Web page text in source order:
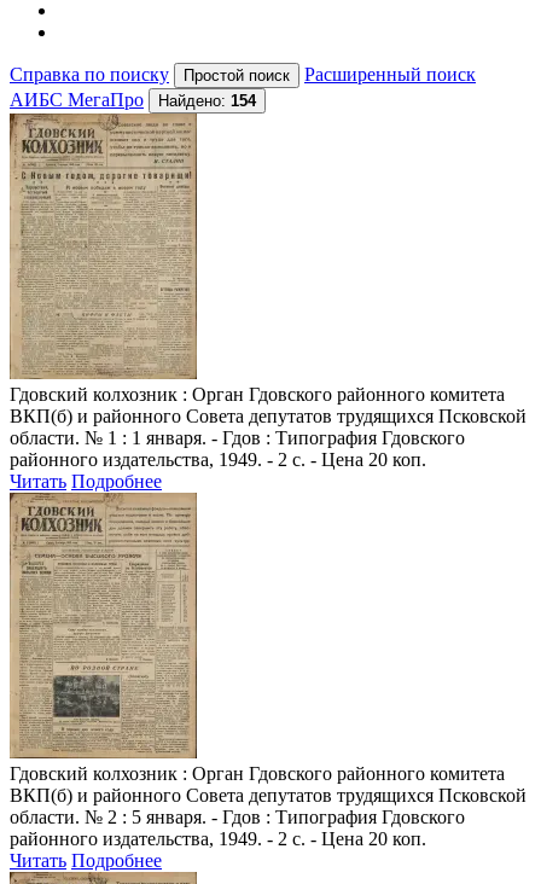
Справка по поиску
Расширенный поиск
АИБС МегаПро
Найдено: 154
Гдовский колхозник : Орган Гдовского районного комитета
ВКП(б) и районного Совета депутатов трудящихся Псковской
области. № 1 : 1 января. - Гдов : Типография Гдовского
районного издательства, 1949. - 2 с. - Цена 20 коп.
Читать Подробнее
Гдовский колхозник : Орган Гдовского районного комитета
ВКП(б) и районного Совета депутатов трудящихся Псковской
области. № 2 : 5 января. - Гдов : Типография Гдовского
районного издательства, 1949. - 2 с. - Цена 20 коп.
Читать Подробнее